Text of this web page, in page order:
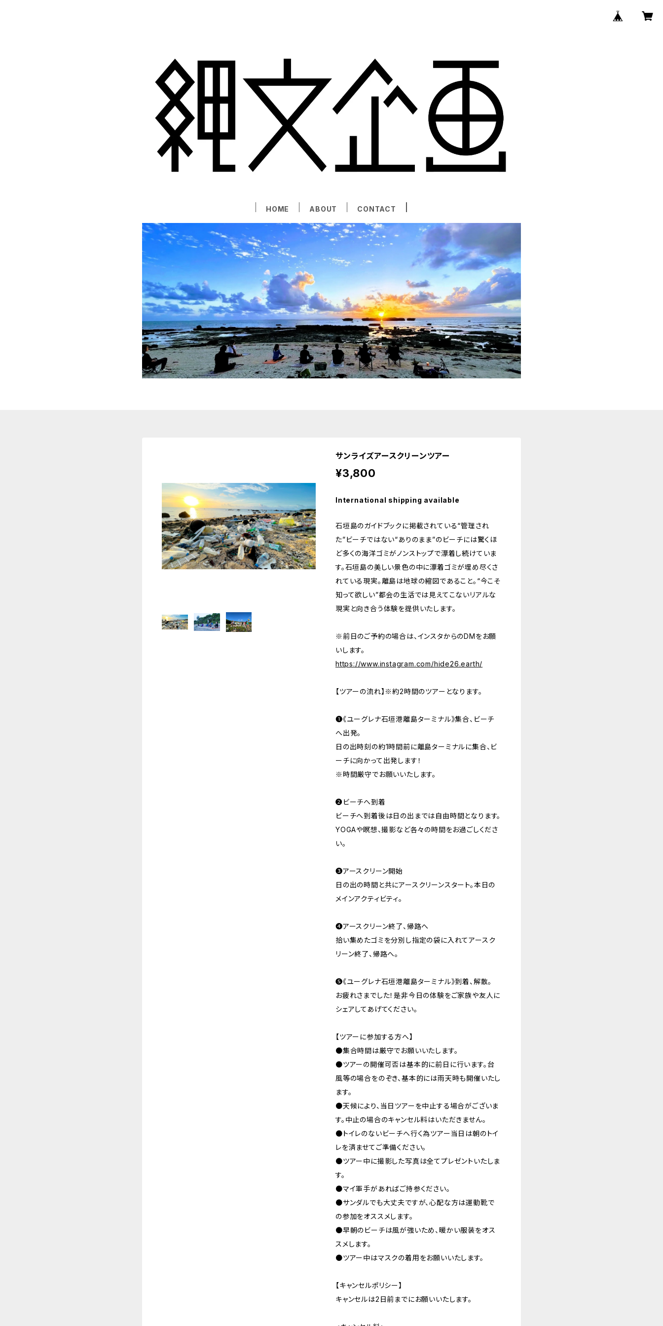
HOME ABOUT CONTACT
サンライズアースクリーンツアー
¥3,800
International shipping available
石垣島のガイドブックに掲載されている“管理され
た”ビーチではない“ありのまま”のビーチには驚くほ
ど多くの海洋ゴミがノンストップで漂着し続けていま
す。石垣島の美しい景色の中に漂着ゴミが埋め尽くさ
れている現実。離島は地球の縮図であること。“今こそ
知って欲しい”都会の生活では見えてこないリアルな
現実と向き合う体験を提供いたします。
※前日のご予約の場合は、インスタからのDMをお願
いします。
https://www.instagram.com/hide26.earth/
【ツアーの流れ】※約2時間のツアーとなります。
❶《ユーグレナ石垣港離島ターミナル》集合、ビーチ
へ出発。
日の出時刻の約1時間前に離島ターミナルに集合、ビ
ーチに向かって出発します！
※時間厳守でお願いいたします。
❷ビーチへ到着
ビーチへ到着後は日の出までは自由時間となります。
YOGAや瞑想、撮影など各々の時間をお過ごしくださ
い。
❸アースクリーン開始
日の出の時間と共にアースクリーンスタート。本日の
メインアクティビティ。
❹アースクリーン終了、帰路へ
拾い集めたゴミを分別し指定の袋に入れてアースク
リーン終了、帰路へ。
❺《ユーグレナ石垣港離島ターミナル》到着、解散。
お疲れさまでした！是非今日の体験をご家族や友人に
シェアしてあげてください。
【ツアーに参加する方へ】
●集合時間は厳守でお願いいたします。
●ツアーの開催可否は基本的に前日に行います。台
風等の場合をのぞき、基本的には雨天時も開催いたし
ます。
●天候により、当日ツアーを中止する場合がございま
す。中止の場合のキャンセル料はいただきません。
●トイレのないビーチへ行く為ツアー当日は朝のトイ
レを済ませてご準備ください。
●ツアー中に撮影した写真は全てプレゼントいたしま
す。
●マイ軍手があればご持参ください。
●サンダルでも大丈夫ですが、心配な方は運動靴で
の参加をオススメします。
●早朝のビーチは風が強いため、暖かい服装をオス
スメします。
●ツアー中はマスクの着用をお願いいたします。
【キャンセルポリシー】
キャンセルは2日前までにお願いいたします。